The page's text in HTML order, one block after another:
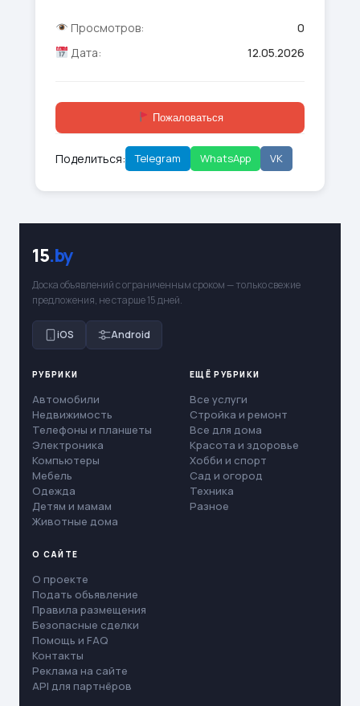
Просмотров:
0
Дата:
12.05.2026
Пожаловаться
Поделиться: Telegram WhatsApp VK
15.by
Доска объявлений с ограниченным сроком — только свежие
предложения, не старше 15 дней.
iOS Android
РУБРИКИ
Автомобили
Недвижимость
Телефоны и планшеты
Электроника
Компьютеры
Мебель
Одежда
Детям и мамам
Животные дома
ЕЩЁ РУБРИКИ
Все услуги
Стройка и ремонт
Все для дома
Красота и здоровье
Хобби и спорт
Сад и огород
Техника
Разное
О САЙТЕ
О проекте
Подать объявление
Правила размещения
Безопасные сделки
Помощь и FAQ
Контакты
Реклама на сайте
API для партнёров